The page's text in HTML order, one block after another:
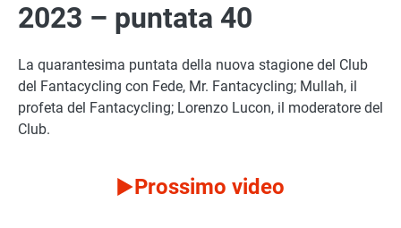
2023 – puntata 40
La quarantesima puntata della nuova stagione del Club
del Fantacycling con Fede, Mr. Fantacycling; Mullah, il
profeta del Fantacycling; Lorenzo Lucon, il moderatore del
Club.
Prossimo video